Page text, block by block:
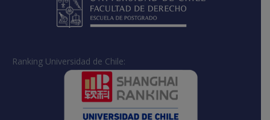
Ranking Universidad de Chile: